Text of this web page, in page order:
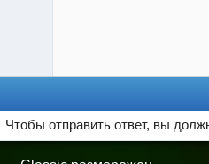
Чтобы отправить ответ, вы